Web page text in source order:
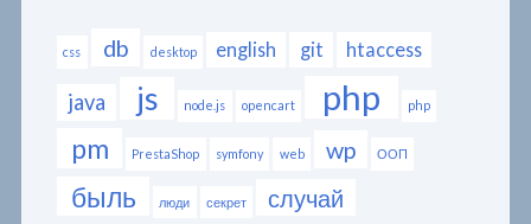
css db desktop english git htaccess
java js node.js opencart php php
pm PrestaShop symfony web wp ООП
быль люди секрет случай